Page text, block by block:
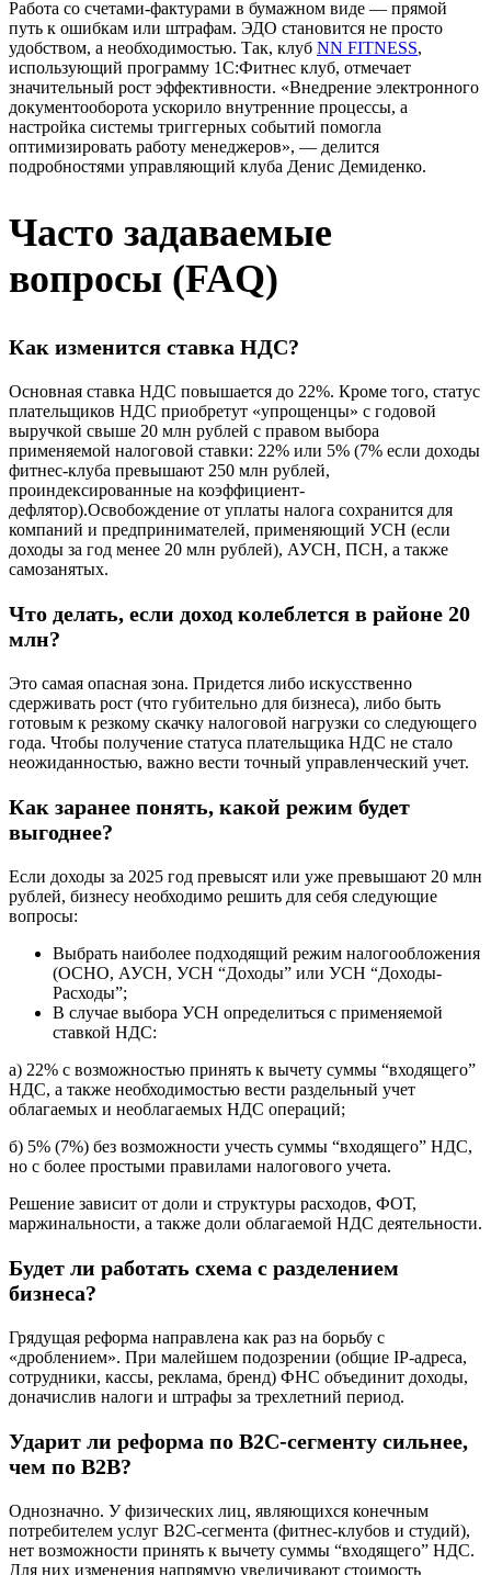
Работа со счетами-фактурами в бумажном виде — прямой
путь к ошибкам или штрафам. ЭДО становится не просто
удобством, а необходимостью. Так, клуб NN FITNESS,
использующий программу 1С:Фитнес клуб, отмечает
значительный рост эффективности. «Внедрение электронного
документооборота ускорило внутренние процессы, а
настройка системы триггерных событий помогла
оптимизировать работу менеджеров», — делится
подробностями управляющий клуба Денис Демиденко.
Часто задаваемые
вопросы (FAQ)
Как изменится ставка НДС?
Основная ставка НДС повышается до 22%. Кроме того, статус
плательщиков НДС приобретут «упрощенцы» с годовой
выручкой свыше 20 млн рублей с правом выбора
применяемой налоговой ставки: 22% или 5% (7% если доходы
фитнес-клуба превышают 250 млн рублей,
проиндексированные на коэффициент-
дефлятор).Освобождение от уплаты налога сохранится для
компаний и предпринимателей, применяющий УСН (если
доходы за год менее 20 млн рублей), АУСН, ПСН, а также
самозанятых.
Что делать, если доход колеблется в районе 20
млн?
Это самая опасная зона. Придется либо искусственно
сдерживать рост (что губительно для бизнеса), либо быть
готовым к резкому скачку налоговой нагрузки со следующего
года. Чтобы получение статуса плательщика НДС не стало
неожиданностью, важно вести точный управленческий учет.
Как заранее понять, какой режим будет
выгоднее?
Если доходы за 2025 год превысят или уже превышают 20 млн
рублей, бизнесу необходимо решить для себя следующие
вопросы:
Выбрать наиболее подходящий режим налогообложения
(ОСНО, АУСН, УСН “Доходы” или УСН “Доходы-
Расходы”;
В случае выбора УСН определиться с применяемой
ставкой НДС:
а) 22% с возможностью принять к вычету суммы “входящего”
НДС, а также необходимостью вести раздельный учет
облагаемых и необлагаемых НДС операций;
б) 5% (7%) без возможности учесть суммы “входящего” НДС,
но с более простыми правилами налогового учета.
Решение зависит от доли и структуры расходов, ФОТ,
маржинальности, а также доли облагаемой НДС деятельности.
Будет ли работать схема с разделением
бизнеса?
Грядущая реформа направлена как раз на борьбу с
«дроблением». При малейшем подозрении (общие IP-адреса,
сотрудники, кассы, реклама, бренд) ФНС объединит доходы,
доначислив налоги и штрафы за трехлетний период.
Ударит ли реформа по B2C-сегменту сильнее,
чем по B2B?
Однозначно. У физических лиц, являющихся конечным
потребителем услуг B2C-сегмента (фитнес-клубов и студий),
нет возможности принять к вычету суммы “входящего” НДС.
Для них изменения напрямую увеличивают стоимость